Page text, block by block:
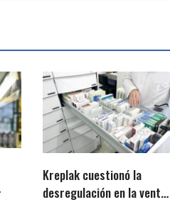
Kreplak cuestionó la
desregulación en la venta